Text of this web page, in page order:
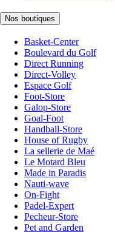
Nos boutiques
Basket-Center
Boulevard du Golf
Direct Running
Direct-Volley
Espace Golf
Foot-Store
Galop-Store
Goal-Foot
Handball-Store
House of Rugby
La sellerie de Maé
Le Motard Bleu
Made in Paradis
Nauti-wave
On-Fight
Padel-Expert
Pecheur-Store
Pet and Garden